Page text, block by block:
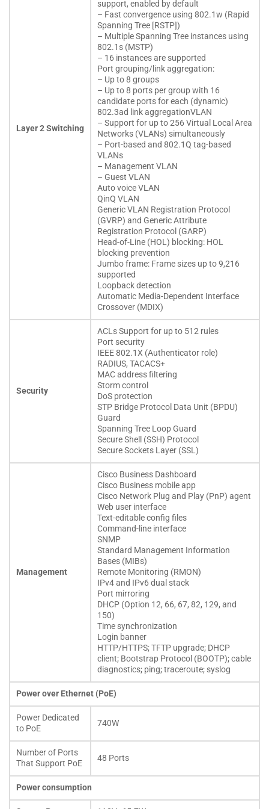
Layer 2 Switching
support, enabled by default
– Fast convergence using 802.1w (Rapid
Spanning Tree [RSTP])
– Multiple Spanning Tree instances using
802.1s (MSTP)
– 16 instances are supported
Port grouping/link aggregation:
– Up to 8 groups
– Up to 8 ports per group with 16
candidate ports for each (dynamic)
802.3ad link aggregation​VLAN
– Support for up to 256 Virtual Local Area
Networks (VLANs) simultaneously
– Port-based and 802.1Q tag-based
VLANs
– Management VLAN
– Guest VLAN
Auto voice VLAN
QinQ VLAN
Generic VLAN Registration Protocol
(GVRP) and Generic Attribute
Registration Protocol (GARP)
Head-of-Line (HOL) blocking: HOL
blocking prevention
Jumbo frame: Frame sizes up to 9,216
supported
Loopback detection
Automatic Media-Dependent Interface
Crossover (MDIX)
Security
ACLs Support for up to 512 rules
Port security
IEEE 802.1X (Authenticator role)
RADIUS, TACACS+
MAC address filtering
Storm control
DoS protection
STP Bridge Protocol Data Unit (BPDU)
Guard
Spanning Tree Loop Guard
Secure Shell (SSH) Protocol
Secure Sockets Layer (SSL)
Management
Cisco Business Dashboard
Cisco Business mobile app
Cisco Network Plug and Play (PnP) agent
Web user interface
Text-editable config files
Command-line interface
SNMP
Standard Management Information
Bases (MIBs)
Remote Monitoring (RMON)
IPv4 and IPv6 dual stack
Port mirroring
DHCP (Option 12, 66, 67, 82, 129, and
150)
Time synchronization
Login banner
HTTP/HTTPS; TFTP upgrade; DHCP
client; Bootstrap Protocol (BOOTP); cable
diagnostics; ping; traceroute; syslog
Power over Ethernet (PoE)
Power Dedicated
to PoE
740W
Number of Ports
That Support PoE
48 Ports
Power consumption